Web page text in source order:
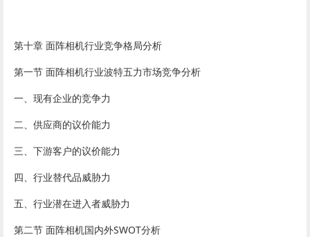
第十章 面阵相机行业竞争格局分析
第一节 面阵相机行业波特五力市场竞争分析
一、现有企业的竞争力
二、供应商的议价能力
三、下游客户的议价能力
四、行业替代品威胁力
五、行业潜在进入者威胁力
第二节 面阵相机国内外SWOT分析